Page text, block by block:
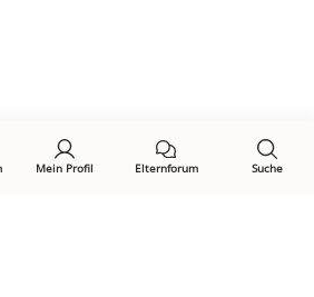
Mein Profil Elternforum Suche
rundumsbaby.de
@rundumsbaby_